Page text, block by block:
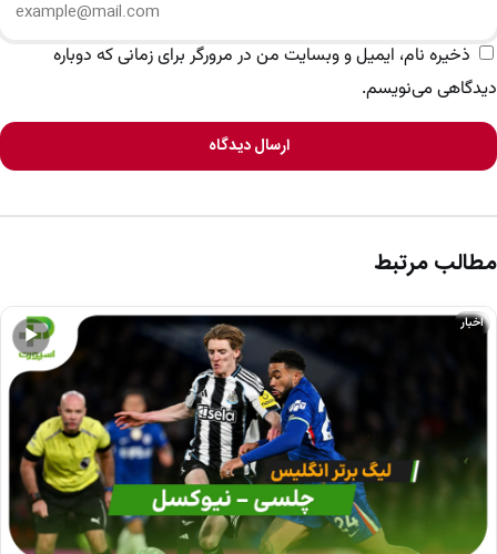
ذخیره نام، ایمیل و وبسایت من در مرورگر برای زمانی که دوباره
دیدگاهی می‌نویسم.
ارسال دیدگاه
مطالب مرتبط
▶
اخبار